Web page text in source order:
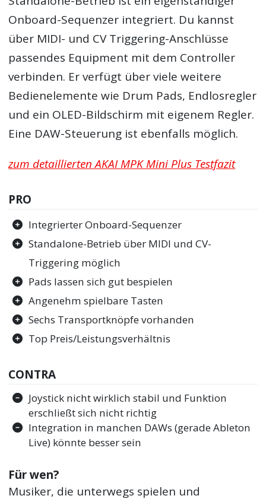
Onboard-Sequenzer integriert. Du kannst
über MIDI- und CV Triggering-Anschlüsse
passendes Equipment mit dem Controller
verbinden. Er verfügt über viele weitere
Bedienelemente wie Drum Pads, Endlosregler
und ein OLED-Bildschirm mit eigenem Regler.
Eine DAW-Steuerung ist ebenfalls möglich.
zum detaillierten AKAI MPK Mini Plus Testfazit
PRO
Integrierter Onboard-Sequenzer
Standalone-Betrieb über MIDI und CV-
Triggering möglich
Pads lassen sich gut bespielen
Angenehm spielbare Tasten
Sechs Transportknöpfe vorhanden
Top Preis/Leistungsverhältnis
CONTRA
Joystick nicht wirklich stabil und Funktion
erschließt sich nicht richtig
Integration in manchen DAWs (gerade Ableton
Live) könnte besser sein
Für wen?
Musiker, die unterwegs spielen und